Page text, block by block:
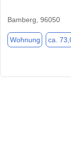
Bamberg, 96050
Wohnung ca.